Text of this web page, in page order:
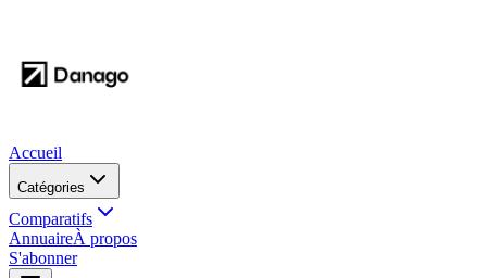
Accueil
Catégories
Comparatifs
AnnuaireÀ propos
S'abonner